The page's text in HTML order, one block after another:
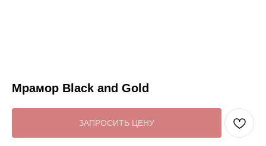
Мрамор Black and Gold
ЗАПРОСИТЬ ЦЕНУ